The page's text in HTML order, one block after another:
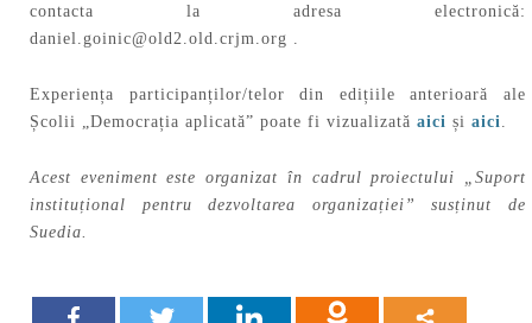
contacta la adresa electronică:
daniel.goinic@old2.old.crjm.org
Experiența participanților/telor din edițiile anterioară ale
Școlii „Democrația aplicată” poate fi vizualizată aici și aici
Acest eveniment este organizat în cadrul proiectului „Suport
instituțional pentru dezvoltarea organizației” susținut de
Suedia.